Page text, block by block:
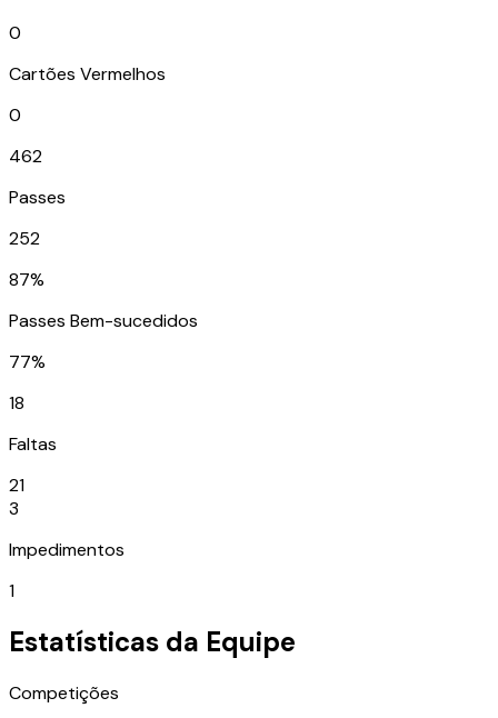
0
Cartões Vermelhos
0
462
Passes
252
87%
Passes Bem-sucedidos
77%
18
Faltas
21
3
Impedimentos
1
Estatísticas da Equipe
Competições